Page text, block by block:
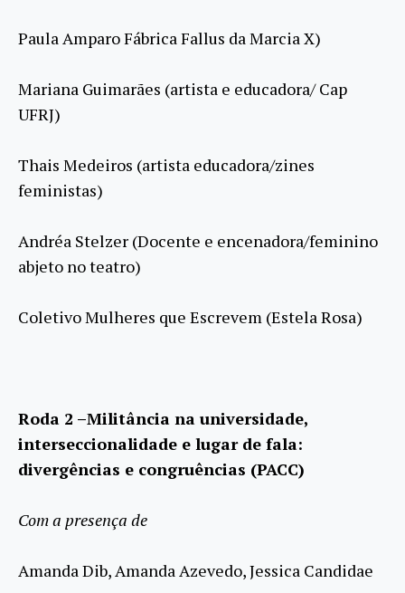
Paula Amparo Fábrica Fallus da Marcia X)
Mariana Guimarães (artista e educadora/ Cap
UFRJ)
Thais Medeiros (artista educadora/zines
feministas)
Andréa Stelzer (Docente e encenadora/feminino
abjeto no teatro)
Coletivo Mulheres que Escrevem (Estela Rosa)
Roda 2 –Militância na universidade,
interseccionalidade e lugar de fala:
divergências e congruências (PACC)
Com a presença de
Amanda Dib, Amanda Azevedo, Jessica Candidae